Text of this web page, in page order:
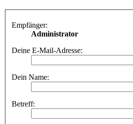
Empfänger:
Administrator
Deine E-Mail-Adresse:
Dein Name:
Betreff: